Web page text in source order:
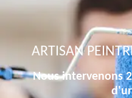
ARTISAN
Nous intervenons